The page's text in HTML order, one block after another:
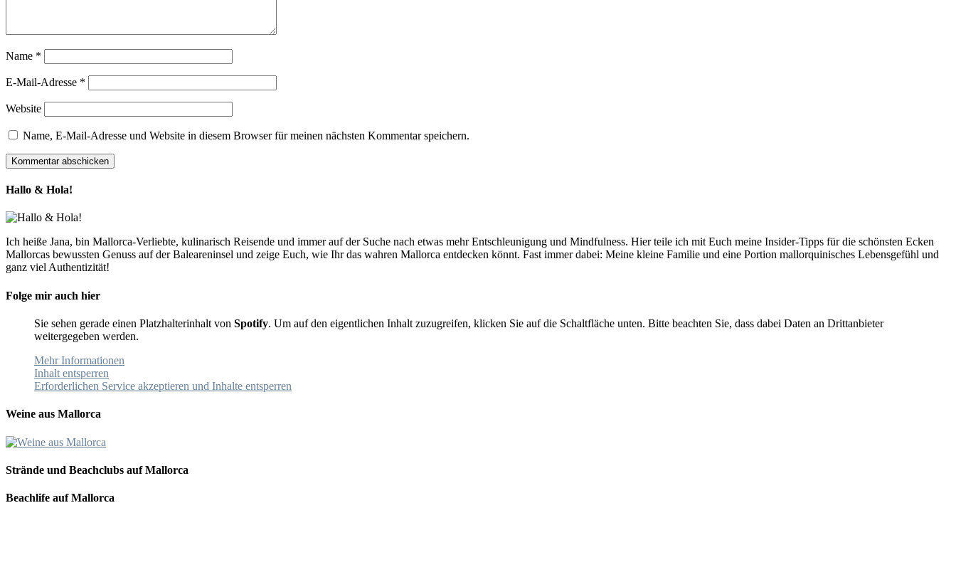
Name *
E-Mail-Adresse *
Website
Name, E-Mail-Adresse und Website in diesem Browser für meinen nächsten Kommentar speichern.
Hallo & Hola!
Ich heiße Jana, bin Mallorca-Verliebte, kulinarisch Reisende und immer auf der Suche nach etwas mehr Entschleunigung und Mindfulness. Hier teile ich mit Euch meine Insider-Tipps für die schönsten Ecken
Mallorcas bewussten Genuss auf der Baleareninsel und zeige Euch, wie Ihr das wahren Mallorca entdecken könnt. Fast immer dabei: Meine kleine Familie und eine Portion mallorquinisches Lebensgefühl und
ganz viel Authentizität!
Folge mir auch hier
Sie sehen gerade einen Platzhalterinhalt von Spotify. Um auf den eigentlichen Inhalt zuzugreifen, klicken Sie auf die Schaltfläche unten. Bitte beachten Sie, dass dabei Daten an Drittanbieter
weitergegeben werden.
Mehr Informationen
Inhalt entsperren
Erforderlichen Service akzeptieren und Inhalte entsperren
Weine aus Mallorca
Strände und Beachclubs auf Mallorca
Beachlife auf Mallorca